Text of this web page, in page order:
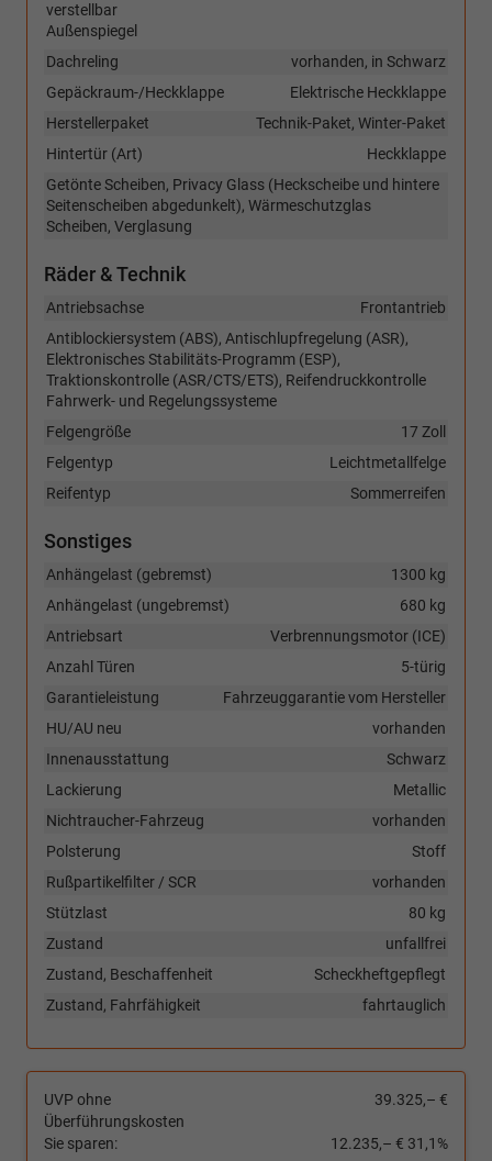
verstellbar
Außenspiegel
vorhanden, in Schwarz
Dachreling
Elektrische Heckklappe
Gepäckraum-/Heckklappe
Technik-Paket, Winter-Paket
Herstellerpaket
Heckklappe
Hintertür (Art)
Getönte Scheiben, Privacy Glass (Heckscheibe und hintere
Seitenscheiben abgedunkelt), Wärmeschutzglas
Scheiben, Verglasung
Räder & Technik
Frontantrieb
Antriebsachse
Antiblockiersystem (ABS), Antischlupfregelung (ASR),
Elektronisches Stabilitäts-Programm (ESP),
Traktionskontrolle (ASR/CTS/ETS), Reifendruckkontrolle
Fahrwerk- und Regelungssysteme
17 Zoll
Felgengröße
Leichtmetallfelge
Felgentyp
Sommerreifen
Reifentyp
Sonstiges
1300 kg
Anhängelast (gebremst)
680 kg
Anhängelast (ungebremst)
Verbrennungsmotor (ICE)
Antriebsart
5-türig
Anzahl Türen
Fahrzeuggarantie vom Hersteller
Garantieleistung
vorhanden
HU/AU neu
Schwarz
Innenausstattung
Metallic
Lackierung
vorhanden
Nichtraucher-Fahrzeug
Stoff
Polsterung
vorhanden
Rußpartikelfilter / SCR
80 kg
Stützlast
unfallfrei
Zustand
Scheckheftgepflegt
Zustand, Beschaffenheit
fahrtauglich
Zustand, Fahrfähigkeit
UVP ohne
Überführungskosten
39.325,– €
Sie sparen: 12.235,– € 31,1%